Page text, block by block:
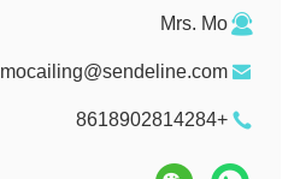
Mrs. Mo
mocailing@sendeline.com
+8618902814284